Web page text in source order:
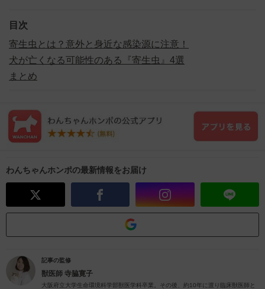
目次
寄生虫とは？意外と身近な感染源に注意！
犬が亡くなる可能性のある『寄生虫』4選
まとめ
わんちゃんホンポの最新情報をお届け
記事の監修
獣医師 寺脇寛子
大阪府立大学生命環境科学部獣医学科卒業。その後、約10年に渡り臨床獣医師と